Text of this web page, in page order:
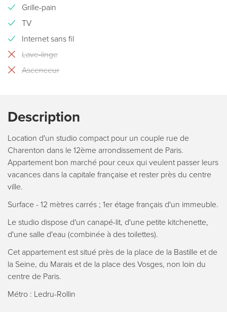
Grille-pain
TV
Internet sans fil
Lave-linge
Ascenceur
Description
Location d'un studio compact pour un couple rue de
Charenton dans le 12ème arrondissement de Paris.
Appartement bon marché pour ceux qui veulent passer leurs
vacances dans la capitale française et rester près du centre
ville.
Surface - 12 mètres carrés ; 1er étage français d'un immeuble.
Le studio dispose d'un canapé-lit, d'une petite kitchenette,
d'une salle d'eau (combinée à des toilettes).
Cet appartement est situé près de la place de la Bastille et de
la Seine, du Marais et de la place des Vosges, non loin du
centre de Paris.
Métro : Ledru-Rollin